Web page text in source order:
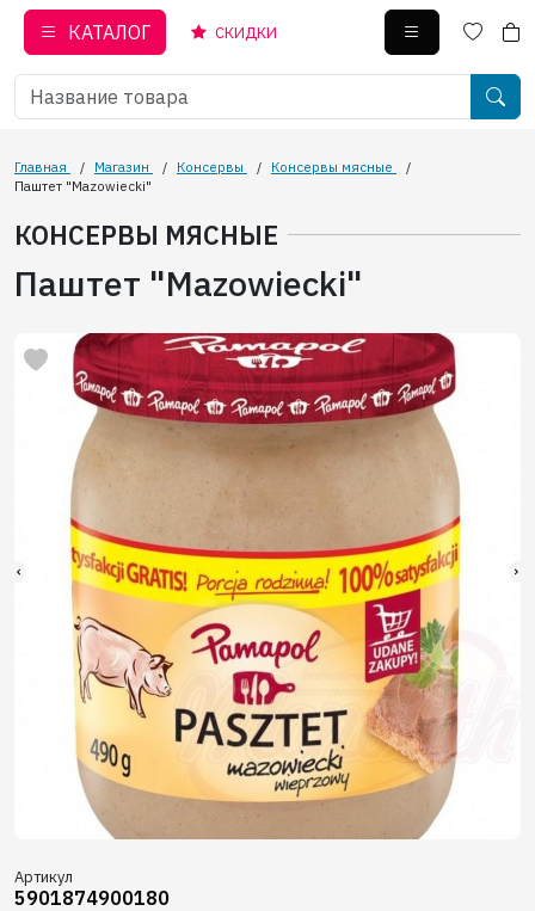
КАТАЛОГ СКИДКИ
Главная / Магазин / Консервы / Консервы мясные
/
Паштет "Mazowiecki"
КОНСЕРВЫ МЯСНЫЕ
Паштет "Mazowiecki"
Артикул
5901874900180